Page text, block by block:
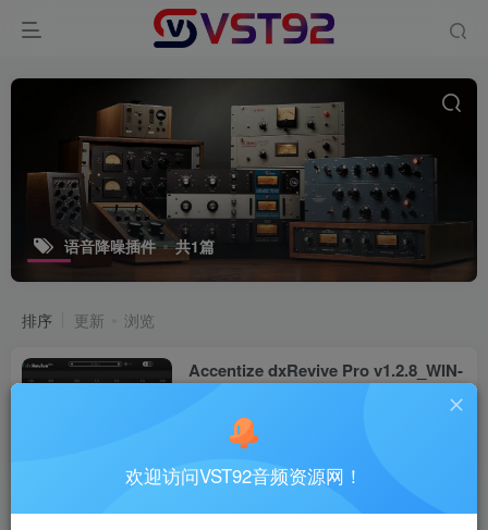
语音降噪插件 共1篇
排序 更新 浏览
Accentize dxRevive Pro v1.2.8_WIN-
VST插件
6个月前
欢迎访问VST92音频资源网！